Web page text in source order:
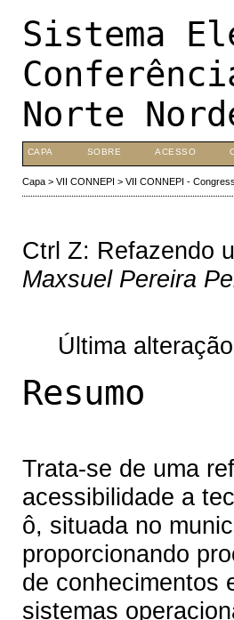
Sistema
Norte
CAPA SOBRE ACESSO
Capa> VII CONNEPI > VII CONNEPI -
Ctrl Z: Refazendo
Maxsuel Pereira
Última
Resumo
Trata-se de uma
acessibilidade a
ô, situada no
proporcionando
de conhecimentos
sistemas